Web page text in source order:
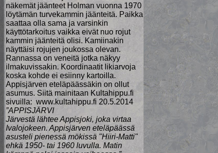
näkemät jäänteet Holman vuonna 1970
löytämän turvekammin jäänteitä. Paikka
saattaa olla sama ja varsinkin
käyttötarkoitus vaikka eivät nuo rojut
kammin jäänteitä olisi. Kamiinakin
näyttäisi rojujen joukossa olevan.
Rannassa on veneitä jotka näkyy
ilmakuvissakin. Koordinaatit likiarvoja
koska kohde ei esiinny kartoilla.
Appisjärven eteläpäässäkin on ollut
asumus. Siitä mainitaan Kultahippu.fi
sivuilla: www.kultahippu.fi 20.5.2014
”APPISJÄRVI
Järvestä lähtee Appisjoki, joka virtaa
Ivalojokeen. Appisjärven eteläpäässä
asusteli pienessä mökissä "Hiiri-Matti"
ehkä 1950- tai 1960 luvulla. Matin